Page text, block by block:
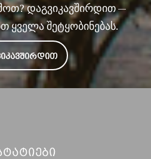
დაგვიკავშირდით —
ყველა შეტყობინებას.